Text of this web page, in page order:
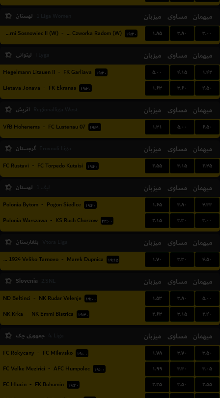
لهستان میزبان مساوی میهمان
Czarni Sosnowiec II (W) - Sportowa Czworka Radom (W) ۱۹:۳۰ ۱.۸۵ ۳.۸۰ ۳.۰۰
لیتوانی میزبان مساوی میهمان
Hegelmann Litauen II - FK Garliava ۱۹:۳۰ ۵.۰۰ ۴.۱۵ ۱.۴۲
Lietava Jonava - FK Ekranas ۱۹:۳۰ ۱.۶۳ ۳.۶۰ ۴.۵۰
اتریش میزبان مساوی میهمان
VfB Hohenems - FC Lustenau 07 ۱۹:۳۰ ۱.۳۱ ۵.۰۰ ۶.۵۰
گرجستان میزبان مساوی میهمان
FC Rustavi - FC Torpedo Kutaisi ۱۹:۳۰ ۲.۵۵ ۳.۱۵ ۲.۴۵
لهستان میزبان مساوی میهمان
Polonia Bytom - Pogon Siedlce ۱۹:۳۰ ۱.۶۵ ۳.۸۰ ۴.۳۳
Polonia Warszawa - KS Ruch Chorzow ۲۲:۰۰ ۲.۱۵ ۳.۳۰ ۳.۰۰
بلغارستان میزبان مساوی میهمان
Etar 1924 Veliko Tarnovo - Marek Dupnica ۱۹:۱۵ ۱.۷۰ ۳.۳۰ ۴.۵۰
Slovenia میزبان مساوی میهمان
ND Beltinci - NK Rudar Velenje ۱۹:۰۰ ۱.۵۳ ۳.۸۰ ۵.۰۰
NK Krka - NK Emmi Bistrica ۱۹:۳۰ ۲.۶۳ ۳.۱۵ ۲.۴۰
جمهوری چک میزبان مساوی میهمان
FC Rokycany - FC Milevsko ۱۹:۰۰ ۱.۷۸ ۳.۷۰ ۳.۵۰
FC Velke Mezirici - AFC Humpolec ۱۹:۰۰ ۱.۹۹ ۳.۳۰ ۳.۰۵
FC Hlucin - FK Bohumin ۱۹:۳۰ ۲.۲۵ ۳.۵۰ ۲.۵۵